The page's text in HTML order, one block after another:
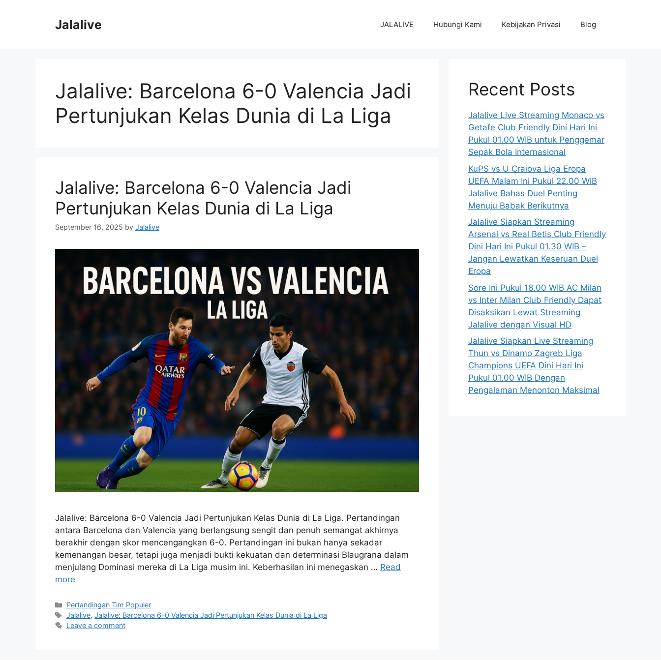
Jalalive JALALIVE Hubungi Kami Kebijakan Privasi Blog
Jalalive: Barcelona 6-0 Valencia Jadi
Pertunjukan Kelas Dunia di La Liga
Jalalive: Barcelona 6-0 Valencia Jadi
Pertunjukan Kelas Dunia di La Liga
September 16, 2025 by Jalalive
Jalalive: Barcelona 6-0 Valencia Jadi Pertunjukan Kelas Dunia di La Liga. Pertandingan
antara Barcelona dan Valencia yang berlangsung sengit dan penuh semangat akhirnya
berakhir dengan skor mencengangkan 6-0. Pertandingan ini bukan hanya sekadar
kemenangan besar, tetapi juga menjadi bukti kekuatan dan determinasi Blaugrana dalam
menjulang Dominasi mereka di La Liga musim ini. Keberhasilan ini menegaskan … Read
more
Categories
Pertandingan Tim Populer
Tags
Jalalive,Jalalive: Barcelona 6-0 Valencia Jadi Pertunjukan Kelas Dunia di La Liga
Leave a comment
Recent Posts
Jalalive Live Streaming Monaco vs
Getafe Club Friendly Dini Hari Ini
Pukul 01.00 WIB untuk Penggemar
Sepak Bola Internasional
KuPS vs U Craiova Liga Eropa
UEFA Malam Ini Pukul 22.00 WIB
Jalalive Bahas Duel Penting
Menuju Babak Berikutnya
Jalalive Siapkan Streaming
Arsenal vs Real Betis Club Friendly
Dini Hari Ini Pukul 01.30 WIB –
Jangan Lewatkan Keseruan Duel
Eropa
Sore Ini Pukul 18.00 WIB AC Milan
vs Inter Milan Club Friendly Dapat
Disaksikan Lewat Streaming
Jalalive dengan Visual HD
Jalalive Siapkan Live Streaming
Thun vs Dinamo Zagreb Liga
Champions UEFA Dini Hari Ini
Pukul 01.00 WIB Dengan
Pengalaman Menonton Maksimal